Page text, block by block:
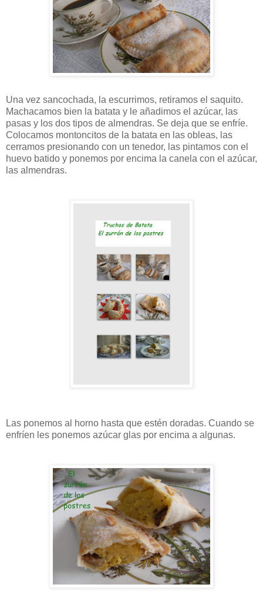
Una vez sancochada, la escurrimos, retiramos el saquito.
Machacamos bien la batata y le añadimos el azúcar, las
pasas y los dos tipos de almendras. Se deja que se enfríe.
Colocamos montoncitos de la batata en las obleas, las
cerramos presionando con un tenedor, las pintamos con el
huevo batido y ponemos por encima la canela con el azúcar,
las almendras.
Las ponemos al horno hasta que estén doradas. Cuando se
enfríen les ponemos azúcar glas por encima a algunas.